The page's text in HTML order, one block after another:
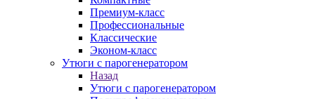
Премиум-класс
Профессиональные
Классические
Эконом-класс
Утюги с парогенератором
Назад
Утюги с парогенератором